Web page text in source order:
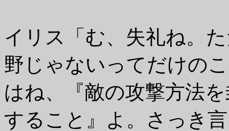
イリス「む、失礼ね。
野じゃないってだけの
はね、『敵の攻撃方法
すること』よ。さっき